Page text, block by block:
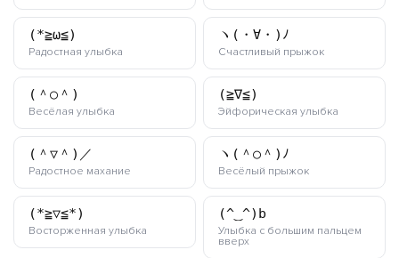
(*≧ω≦)
Радостная улыбка
ヽ(・∀・)ﾉ
Счастливый прыжоккаомодзи
(＾○＾)
Весёлая улыбка
(≧∇≦)
Эйфорическая улыбка
(＾▽＾)／
Радостное махание
ヽ(＾○＾)ﾉ
Весёлый прыжоккаомодзи
(*≧▽≦*)
Восторженная улыбка
(^‿^)b
Улыбка с большим пальцем
вверхкаомодзи